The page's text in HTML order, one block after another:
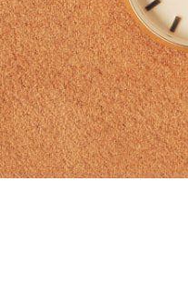
FOLLOW US